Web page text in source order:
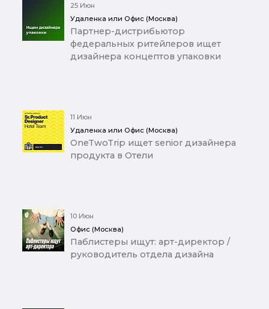
25 Июн
Удаленка или Офис (Москва)
Партнер-дистрибьютор
федеральных ритейлеров ищет
дизайнера концептов упаковки
11 Июн
Удаленка или Офис (Москва)
OneTwoTrip ищет senior дизайнера
продукта в Отели
10 Июн
Офис (Москва)
Паблистеры ищут: арт-директор /
руководитель отдела дизайна